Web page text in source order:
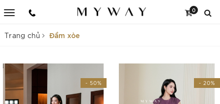
0
Trang chủ Đầm xòe
- 50% - 20%